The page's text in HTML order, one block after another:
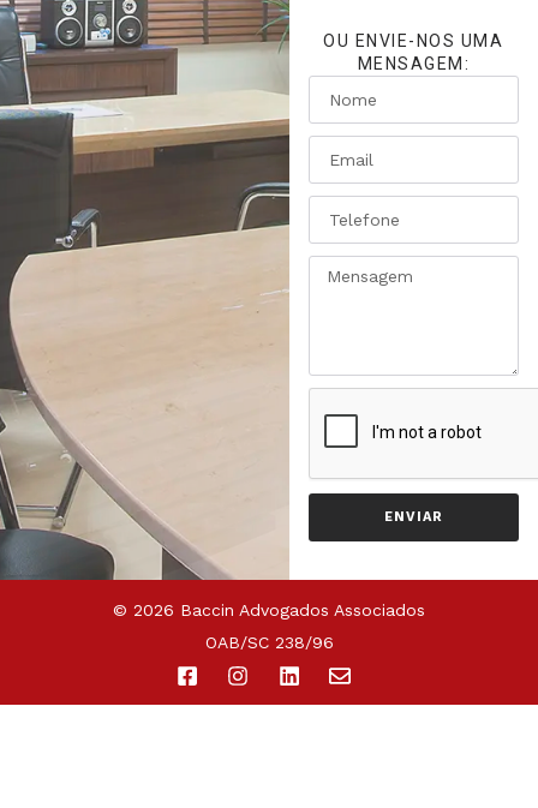
OU ENVIE-NOS UMA
MENSAGEM:
ENVIAR
© 2026 Baccin Advogados Associados
OAB/SC 238/96